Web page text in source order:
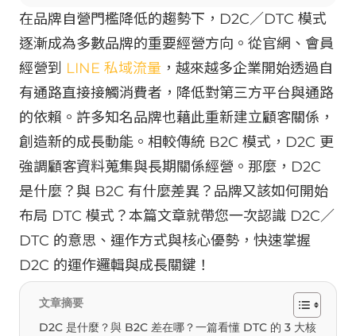
在品牌自營門檻降低的趨勢下，D2C／DTC 模式
逐漸成為多數品牌的重要經營方向。從官網、會員
經營到 LINE 私域流量 ，越來越多企業開始透過自
有通路直接接觸消費者，降低對第三方平台與通路
的依賴。許多知名品牌也藉此重新建立顧客關係，
創造新的成長動能。相較傳統 B2C 模式，D2C 更
強調顧客資料蒐集與長期關係經營。那麼，D2C
是什麼？與 B2C 有什麼差異？品牌又該如何開始
布局 DTC 模式？本篇文章就帶您一次認識 D2C／
DTC 的意思、運作方式與核心優勢，快速掌握
D2C 的運作邏輯與成長關鍵！
文章摘要
D2C 是什麼？與 B2C 差在哪？一篇看懂 DTC 的 3 大核